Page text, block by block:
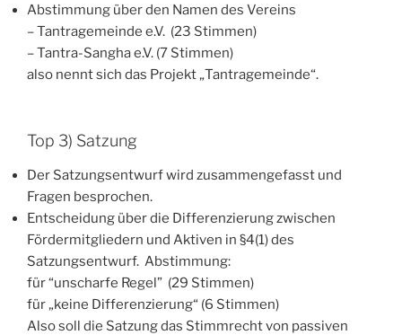
Abstimmung über den Namen des Vereins
– Tantragemeinde e.V. (23 Stimmen)
– Tantra-Sangha e.V. (7 Stimmen)
also nennt sich das Projekt „Tantragemeinde“.
Top 3) Satzung
Der Satzungsentwurf wird zusammengefasst und
Fragen besprochen.
Entscheidung über die Differenzierung zwischen
Fördermitgliedern und Aktiven in §4(1) des
Satzungsentwurf. Abstimmung:
für “unscharfe Regel” (29 Stimmen)
für „keine Differenzierung“ (6 Stimmen)
Also soll die Satzung das Stimmrecht von passiven